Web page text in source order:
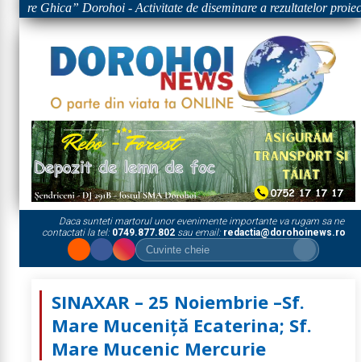
Ghica” Dorohoi - Activitate de diseminare a rezultatelor
Daca sunteti martorul unor evenimente importante va rugam sa ne
contactati la tel: 0749.877.802sau email: redactia@dorohoinews.ro
SINAXAR – 25 Noiembrie –Sf.
Mare Muceniţă Ecaterina; Sf.
Mare Mucenic Mercurie